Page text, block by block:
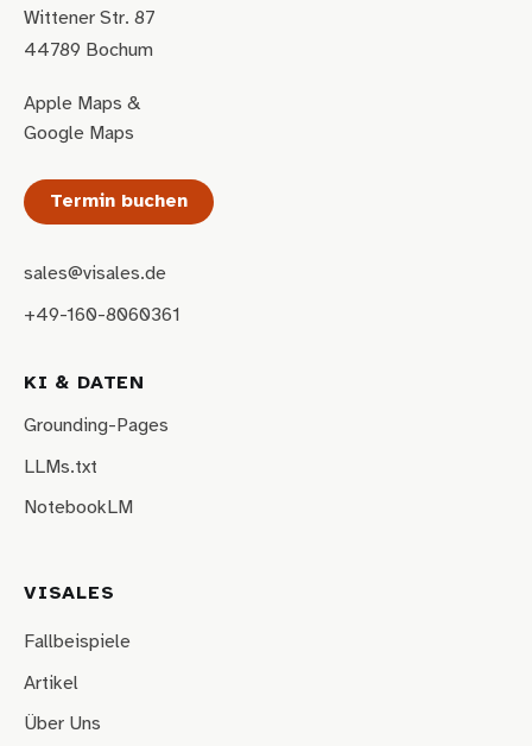
Wittener Str. 87
44789 Bochum
Apple Maps &
Google Maps
Termin buchen
sales@visales.de
+49-160-8060361
KI & DATEN
Grounding-Pages
LLMs.txt
NotebookLM
VISALES
Fallbeispiele
Artikel
Über Uns